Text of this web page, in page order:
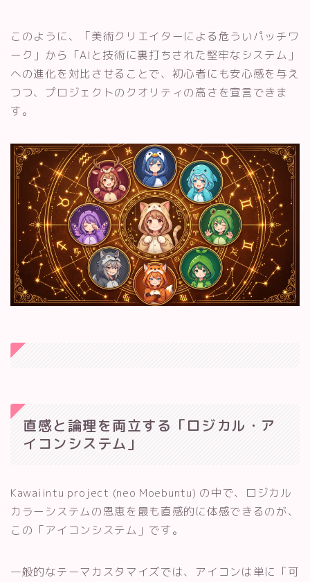
このように、「美術クリエイターによる危ういパッチワ
ーク」から「AIと技術に裏打ちされた堅牢なシステム」
への進化を対比させることで、初心者にも安心感を与え
つつ、プロジェクトのクオリティの高さを宣言できま
す。
直感と論理を両立する「ロジカル・ア
イコンシステム」
Kawaiintu project (neo Moebuntu) の中で、ロジカル
カラーシステムの恩恵を最も直感的に体感できるのが、
この「アイコンシステム」です。
一般的なテーマカスタマイズでは、アイコンは単に「可